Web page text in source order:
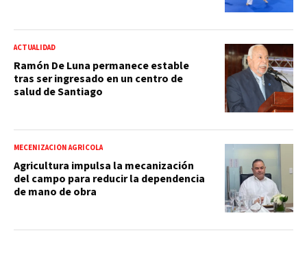
ACTUALIDAD
Ramón De Luna permanece estable
tras ser ingresado en un centro de
salud de Santiago
MECENIZACIÓN AGRÍCOLA
Agricultura impulsa la mecanización
del campo para reducir la dependencia
de mano de obra